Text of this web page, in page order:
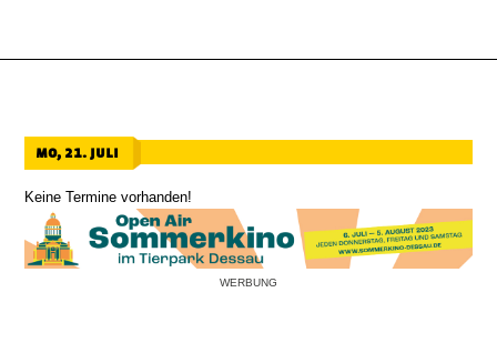
mo, 21. juli
Keine Termine vorhanden!
WERBUNG